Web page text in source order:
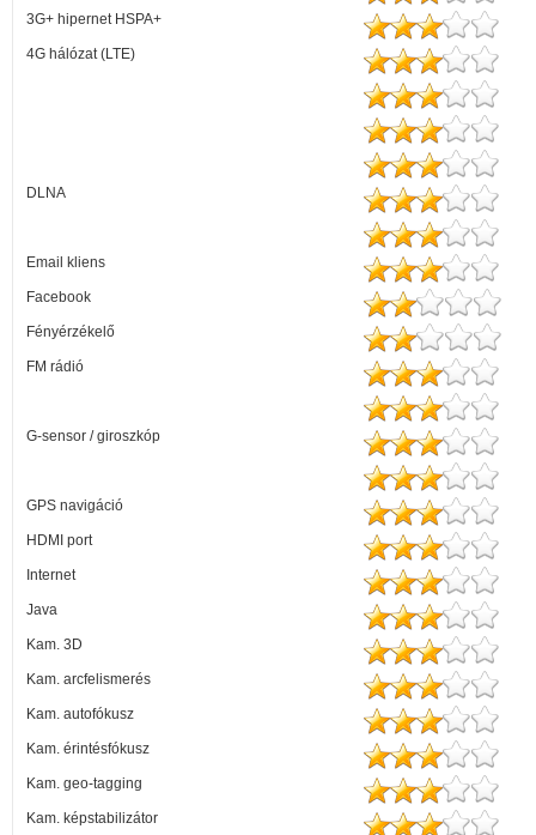
3G+ hipernet HSPA+
4G hálózat (LTE)
DLNA
Email kliens
Facebook
Fényérzékelő
FM rádió
G-sensor / giroszkóp
GPS navigáció
HDMI port
Internet
Java
Kam. 3D
Kam. arcfelismerés
Kam. autofókusz
Kam. érintésfókusz
Kam. geo-tagging
Kam. képstabilizátor